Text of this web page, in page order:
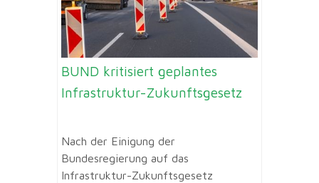
BUND kritisiert geplantes
Infrastruktur-Zukunftsgesetz
Nach der Einigung der
Bundesregierung auf das
Infrastruktur-Zukunftsgesetz